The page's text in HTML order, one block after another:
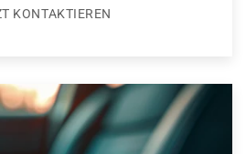
KONTAKTIEREN